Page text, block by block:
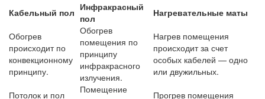
Кабельный пол Инфракрасный
пол
Нагревательные маты
Обогрев
происходит по
конвекционному
принципу.
Обогрев
помещения по
принципу
инфракрасного
излучения.
Нагрев помещения
происходит за счет
особых кабелей — одно
или двужильных.
Потолок и пол
Помещение
Прогрев помещения